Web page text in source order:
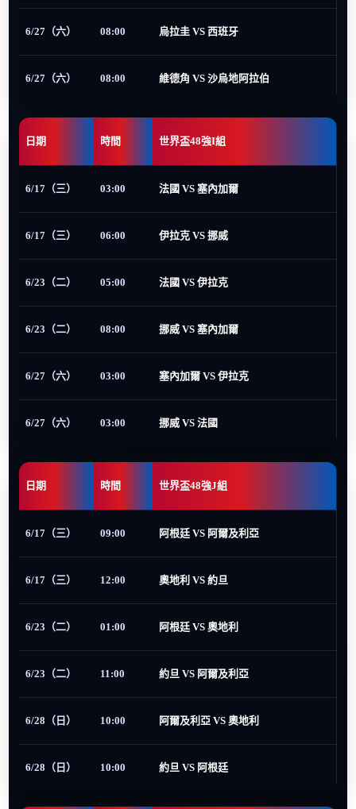
6/27（六） 08:00 烏拉圭 VS 西班牙
6/27（六） 08:00 維德角 VS 沙烏地阿拉伯
日期 時間 世界盃48強I組
6/17（三） 03:00 法國 VS 塞內加爾
6/17（三） 06:00 伊拉克 VS 挪威
6/23（二） 05:00 法國 VS 伊拉克
6/23（二） 08:00 挪威 VS 塞內加爾
6/27（六） 03:00 塞內加爾 VS 伊拉克
6/27（六） 03:00 挪威 VS 法國
日期 時間 世界盃48強J組
6/17（三） 09:00 阿根廷 VS 阿爾及利亞
6/17（三） 12:00 奧地利 VS 約旦
6/23（二） 01:00 阿根廷 VS 奧地利
6/23（二） 11:00 約旦 VS 阿爾及利亞
6/28（日） 10:00 阿爾及利亞 VS 奧地利
6/28（日） 10:00 約旦 VS 阿根廷